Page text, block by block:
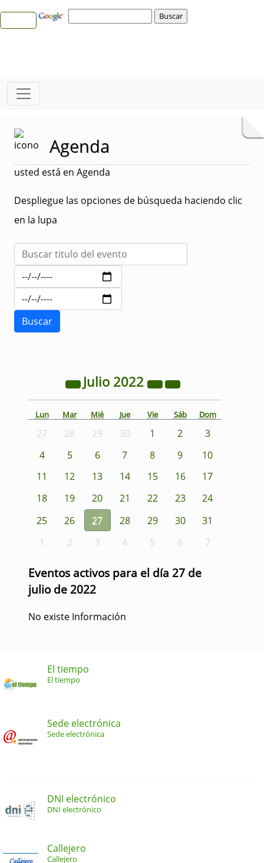
Agenda
usted está en Agenda
Despliegue las opciones de búsqueda haciendo clic
en la lupa
Julio 2022
Lun Mar Mié Jue Vie Sáb Dom
27 28 29 30 1 2
3
4
5 6 7 8 9
10
11
12 13 14 15 16
17
18
19 20 21 22 23
24
25
26 27 28 29 30
31
1
2 3 4 5 6 7
Eventos activos para el día 27 de
julio de 2022
No existe Información
El tiempo
El tiempo
Sede electrónica
Sede electrónica
DNI electrónico
DNI electrónico
Callejero
Callejero